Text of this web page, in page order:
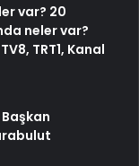
var? 20
neler var?
TRT1, Kanal